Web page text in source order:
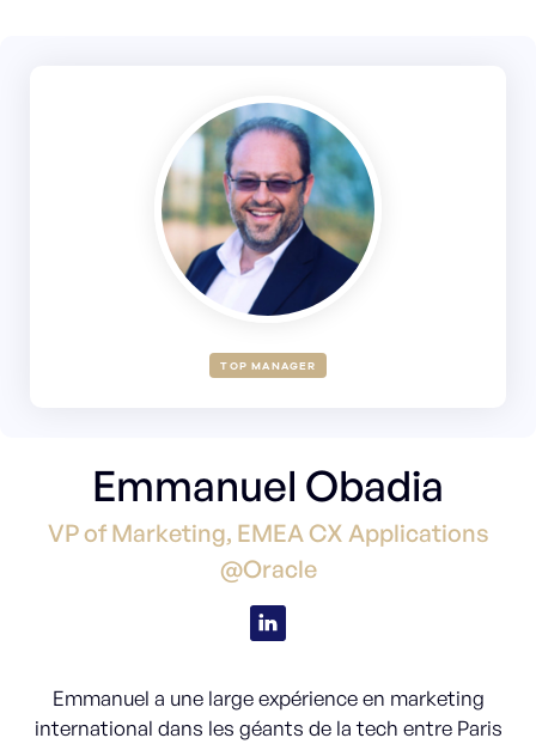
TOP MANAGER
Emmanuel Obadia
VP of Marketing, EMEA CX Applications
@Oracle
Emmanuel a une large expérience en marketing
international dans les géants de la tech entre Paris